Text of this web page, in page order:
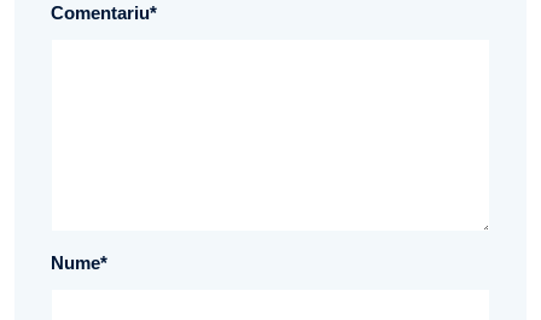
Comentariu*
Nume*